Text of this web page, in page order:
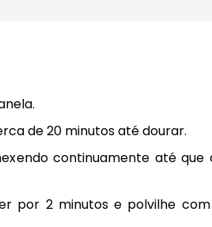
de 20 minutos até dourar.
continuamente até
por 2 minutos e polvilhe